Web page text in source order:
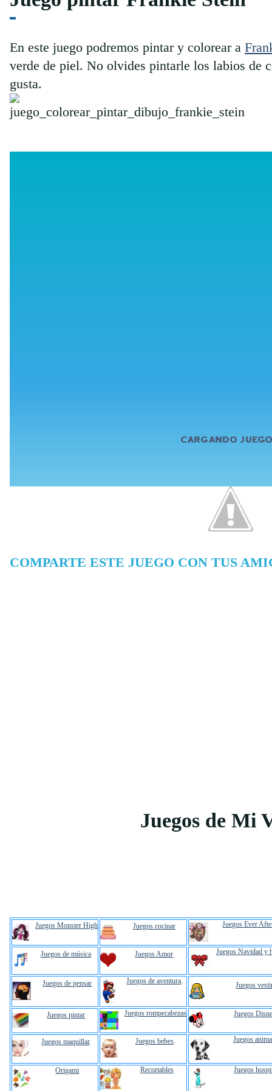
En este juego podremos pintar y colorear a
verde de piel. No olvides pintarle los labios de
gusta.
COMPARTE ESTE JUEGO CON TUS
Juegos de Mi
Juegos Monster High Juegos cocinar Juegos Ever
Juegos de música Juegos Amor Juegos Navidad y
Juegos de pensar Juegos de aventura. Juegos
Juegos pintar Juegos rompecabezas Juegos
Juegos maquillar. Juegos bebes. Juegos
Origami Recortables Juegos